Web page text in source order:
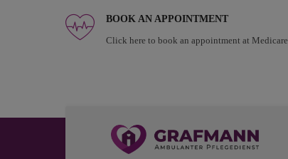
BOOK AN APPOINTMENT
Click here to book an appointment at Medicare.